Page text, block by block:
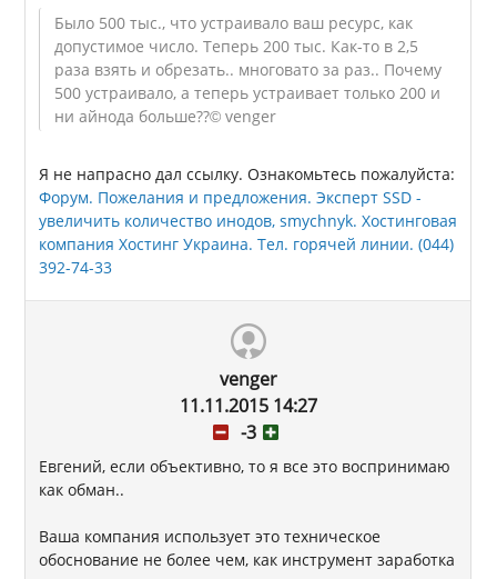
Было 500 тыс., что устраивало ваш ресурс, как
допустимое число. Теперь 200 тыс. Как-то в 2,5
раза взять и обрезать.. многовато за раз.. Почему
500 устраивало, а теперь устраивает только 200 и
ни айнода больше??© venger
Я не напрасно дал ссылку. Ознакомьтесь пожалуйста:
Форум. Пожелания и предложения. Эксперт SSD -
увеличить количество инодов, smychnyk. Хостинговая
компания Хостинг Украина. Тел. горячей линии. (044)
392-74-33
venger
11.11.2015 14:27
-3
Евгений, если объективно, то я все это воспринимаю
как обман..
Ваша компания использует это техническое
обоснование не более чем, как инструмент заработка